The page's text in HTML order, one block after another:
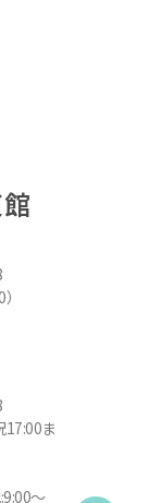
17:00ま
～